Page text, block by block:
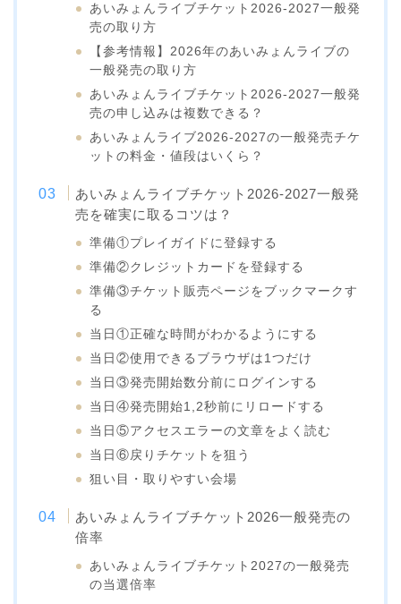
あいみょんライブチケット2026-2027一般発
売の取り方
【参考情報】2026年のあいみょんライブの
一般発売の取り方
あいみょんライブチケット2026-2027一般発
売の申し込みは複数できる？
あいみょんライブ2026-2027の一般発売チケ
ットの料金・値段はいくら？
あいみょんライブチケット2026-2027一般発
売を確実に取るコツは？
準備①プレイガイドに登録する
準備②クレジットカードを登録する
準備③チケット販売ページをブックマークす
る
当日①正確な時間がわかるようにする
当日②使用できるブラウザは1つだけ
当日③発売開始数分前にログインする
当日④発売開始1,2秒前にリロードする
当日⑤アクセスエラーの文章をよく読む
当日⑥戻りチケットを狙う
狙い目・取りやすい会場
あいみょんライブチケット2026一般発売の
倍率
あいみょんライブチケット2027の一般発売
の当選倍率